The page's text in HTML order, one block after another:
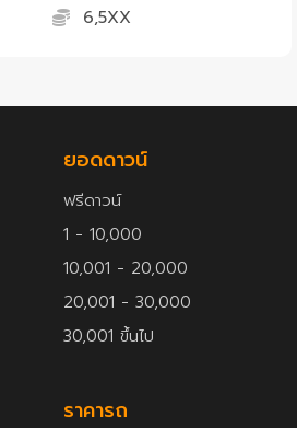
6,5XX
ยอดดาวน์
ฟรีดาวน์
1 - 10,000
10,001 - 20,000
20,001 - 30,000
30,001 ขึ้นไป
ราคารถ